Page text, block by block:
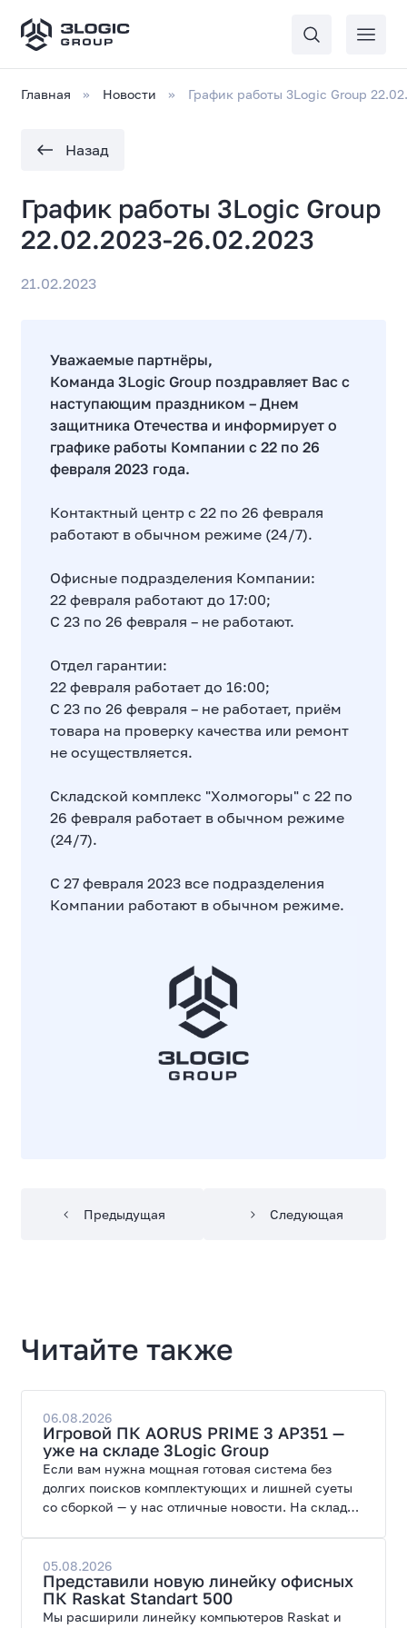
Главная Новости График работы 3Logic Group
Назад
График работы 3Logic Group
22.02.2023-26.02.2023
21.02.2023
Уважаемые партнёры,
Команда 3Logic Group поздравляет Вас с
наступающим праздником – Днем
защитника Отечества и информирует о
графике работы Компании с 22 по 26
февраля 2023 года.
Контактный центр с 22 по 26 февраля
работают в обычном режиме (24/7).
Офисные подразделения Компании:
22 февраля работают до 17:00;
С 23 по 26 февраля – не работают.
Отдел гарантии:
22 февраля работает до 16:00;
С 23 по 26 февраля – не работает, приём
товара на проверку качества или ремонт
не осуществляется.
Складской комплекс "Холмогоры" с 22 по
26 февраля работает в обычном режиме
(24/7).
С 27 февраля 2023 все подразделения
Компании работают в обычном режиме.
Предыдущая Следующая
Читайте также
06.08.2026
Игровой ПК AORUS PRIME 3 AP351 —
уже на складе 3Logic Group
Если вам нужна мощная готовая система без
долгих поисков комплектующих и лишней суеты
со сборкой — у нас отличные новости. На склад
современных игр и работы с нейросетями.
05.08.2026
Представили новую линейку офисных
ПК Raskat Standart 500
Мы расширили линейку компьютеров Raskat и